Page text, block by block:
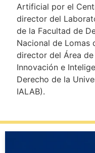
Artificial por el
director del
de la Facultad de
Nacional de Lomas
director del Área
Innovación e
Derecho de la
IALAB).